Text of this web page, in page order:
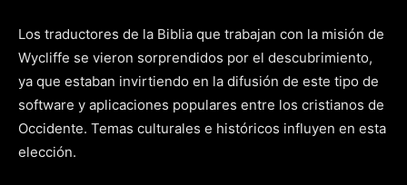
Los traductores de la Biblia que trabajan con la misión de
Wycliffe se vieron sorprendidos por el descubrimiento,
ya que estaban invirtiendo en la difusión de este tipo de
software y aplicaciones populares entre los cristianos de
Occidente. Temas culturales e históricos influyen en esta
elección.